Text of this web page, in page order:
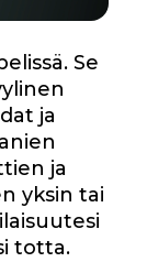
Se
ja
ja
yksin tai
totta.